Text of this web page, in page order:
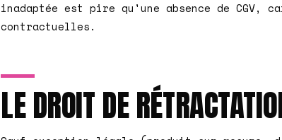
inadaptée est pire qu'une absence de CGV,
contractuelles.
LE DROIT DE